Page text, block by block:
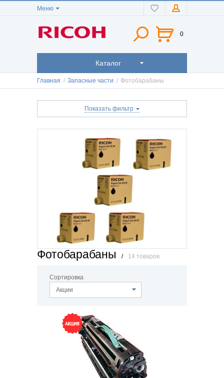
Меню
0
Каталог
Главная / Запасные части / Фотобарабаны
Показать фильтр
Фотобарабаны / 14 товаров
Сортировка
Акции